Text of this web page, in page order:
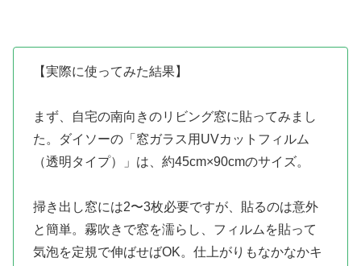
【実際に使ってみた結果】
まず、自宅の南向きのリビング窓に貼ってみまし
た。ダイソーの「窓ガラス用UVカットフィルム
（透明タイプ）」は、約45cm×90cmのサイズ。
掃き出し窓には2〜3枚必要ですが、貼るのは意外
と簡単。霧吹きで窓を濡らし、フィルムを貼って
気泡を定規で伸ばせばOK。仕上がりもなかなかキ